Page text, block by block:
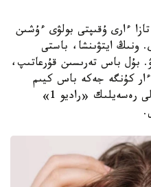
ءارى ۇقىپتى بولۋى ءۇشىن
ونىڭ ايتۋىنشا، باستى
باس تەرىسىن قۇرعاتىپ،
كۇنگە جەكە باس كيىم
كيۋگە بولادى. ستيليست بۇل تۋرالى رەسەيلىك «راديو 1»